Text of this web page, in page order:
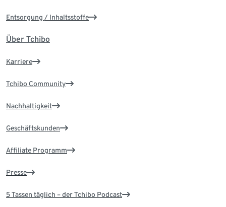
Entsorgung / Inhaltsstoffe
Über Tchibo
Karriere
Tchibo Community
Nachhaltigkeit
Geschäftskunden
Affiliate Programm
Presse
5 Tassen täglich – der Tchibo Podcast